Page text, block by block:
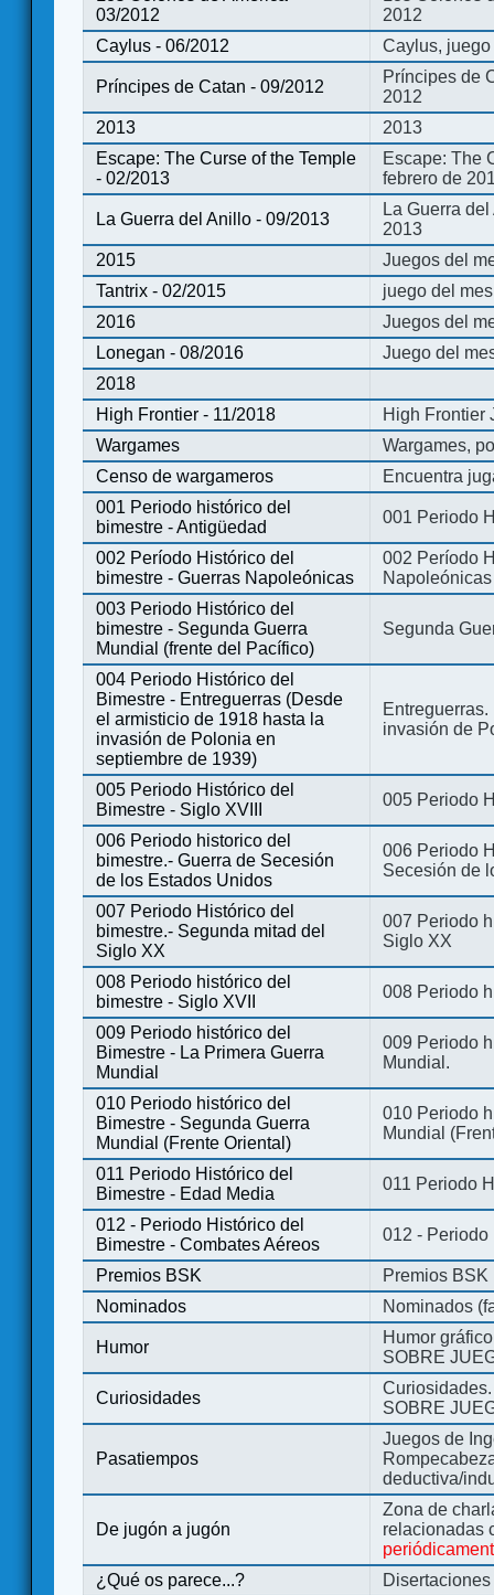
03/2012
2012
Caylus - 06/2012
Caylus,
Príncipes de Catan - 09/2012
Príncipes de
2012
2013
2013
Escape: The Curse of the Temple
- 02/2013
Escape: The
febrero de
La Guerra del Anillo - 09/2013
La Guerra
2013
2015
Juegos del
Tantrix - 02/2015
juego del
2016
Juegos del
Lonegan - 08/2016
Juego del
2018
High Frontier - 11/2018
High Frontier
Wargames
Wargames,
Censo de wargameros
Encuentra
001 Periodo histórico del
bimestre - Antigüedad
001 Periodo
002 Período Histórico del
bimestre - Guerras Napoleónicas
002 Período
Napoleónicas
003 Periodo Histórico del
bimestre - Segunda Guerra
Mundial (frente del Pacífico)
Segunda
004 Periodo Histórico del
Bimestre - Entreguerras (Desde
el armisticio de 1918 hasta la
invasión de Polonia en
septiembre de 1939)
invasión de
005 Periodo Histórico del
Bimestre - Siglo XVIII
005 Periodo
006 Periodo historico del
bimestre.- Guerra de Secesión
de los Estados Unidos
006 Periodo
Secesión de
007 Periodo Histórico del
bimestre.- Segunda mitad del
Siglo XX
007 Periodo
Siglo XX
008 Periodo histórico del
bimestre - Siglo XVII
008 Periodo
009 Periodo histórico del
Bimestre - La Primera Guerra
Mundial
009 Periodo
Mundial.
010 Periodo histórico del
Bimestre - Segunda Guerra
Mundial (Frente Oriental)
010 Periodo
Mundial
011 Periodo Histórico del
Bimestre - Edad Media
011 Periodo
012 - Periodo Histórico del
Bimestre - Combates Aéreos
012 - Periodo
Premios BSK
Premios BSK
Nominados
Nominados
Humor
Humor
SOBRE
Curiosidades
SOBRE
Pasatiempos
Juegos de
deductiva/
De jugón a jugón
Zona de
relacionadas
¿Qué os parece...?